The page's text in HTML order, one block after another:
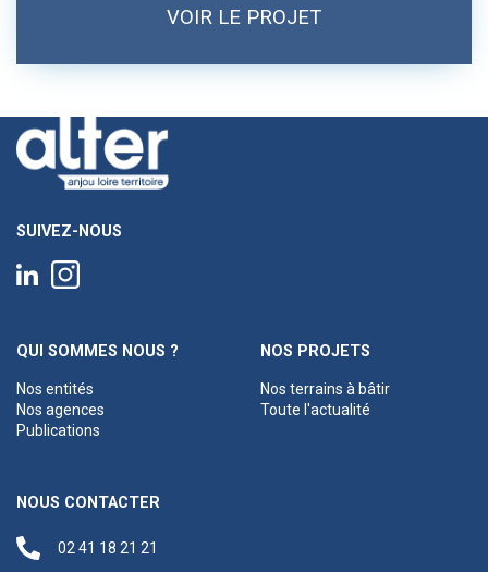
VOIR LE PROJET
SUIVEZ-NOUS
QUI SOMMES NOUS ?
Nos entités
Nos agences
Publications
NOS PROJETS
Nos terrains à bâtir
Toute l'actualité
NOUS CONTACTER
02 41 18 21 21